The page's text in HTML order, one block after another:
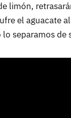
limón,
el aguacate
separamos de